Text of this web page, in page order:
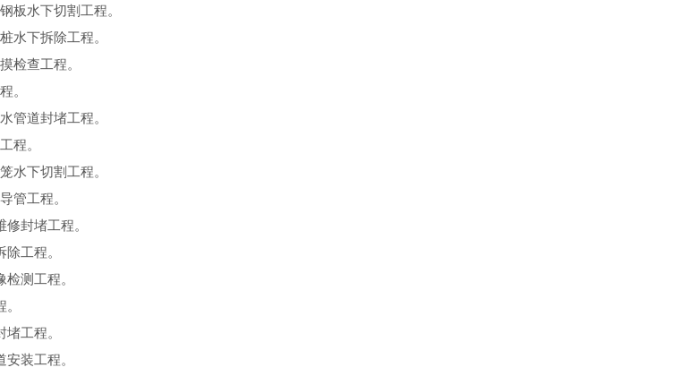
板水下切割工程。
水下拆除工程。
检查工程。
。
管道封堵工程。
程。
水下切割工程。
管工程。
封堵工程。
工程。
测工程。
工程。
装工程。